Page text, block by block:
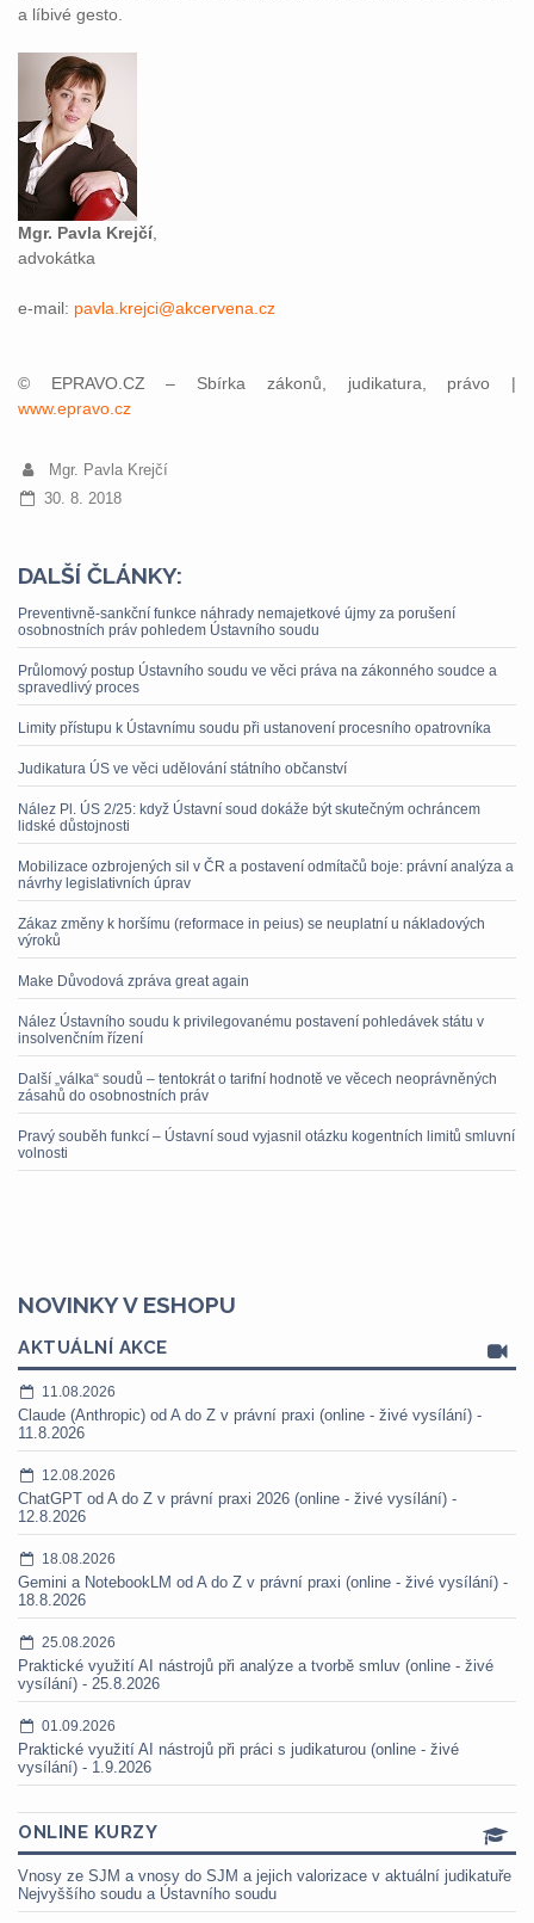
a líbivé gesto.
Mgr. Pavla Krejčí
advokátka
e-mail: pavla.krejci@akcervena.cz
© EPRAVO.CZ – Sbírka zákonů, judikatura, právo |
www.epravo.cz
Mgr. Pavla Krejčí
30. 8. 2018
DALŠÍ ČLÁNKY:
Preventivně-sankční funkce náhrady nemajetkové újmy za porušení
osobnostních práv pohledem Ústavního soudu
Průlomový postup Ústavního soudu ve věci práva na zákonného soudce a
spravedlivý proces
Limity přístupu k Ústavnímu soudu při ustanovení procesního opatrovníka
Judikatura ÚS ve věci udělování státního občanství
Nález Pl. ÚS 2/25: když Ústavní soud dokáže být skutečným ochráncem
lidské důstojnosti
Mobilizace ozbrojených sil v ČR a postavení odmítačů boje: právní analýza a
návrhy legislativních úprav
Zákaz změny k horšímu (reformace in peius) se neuplatní u nákladových
výroků
Make Důvodová zpráva great again
Nález Ústavního soudu k privilegovanému postavení pohledávek státu v
insolvenčním řízení
Další „válka“ soudů – tentokrát o tarifní hodnotě ve věcech neoprávněných
zásahů do osobnostních práv
Pravý souběh funkcí – Ústavní soud vyjasnil otázku kogentních limitů smluvní
volnosti
NOVINKY V ESHOPU
AKTUÁLNÍ AKCE
11.08.2026
Claude (Anthropic) od A do Z v právní praxi (online - živé vysílání) -
11.8.2026
12.08.2026
ChatGPT od A do Z v právní praxi 2026 (online - živé vysílání) -
12.8.2026
18.08.2026
Gemini a NotebookLM od A do Z v právní praxi (online - živé vysílání) -
18.8.2026
25.08.2026
Praktické využití AI nástrojů při analýze a tvorbě smluv (online - živé
vysílání) - 25.8.2026
01.09.2026
Praktické využití AI nástrojů při práci s judikaturou (online - živé
vysílání) - 1.9.2026
ONLINE KURZY
Vnosy ze SJM a vnosy do SJM a jejich valorizace v aktuální judikatuře
Nejvyššího soudu a Ústavního soudu